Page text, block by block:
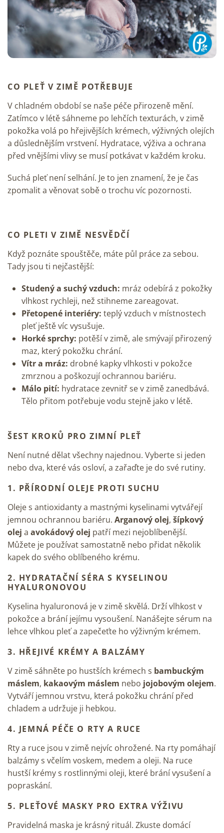
CO PLEŤ V ZIMĚ POTŘEBUJE
V chladném období se naše péče přirozeně mění.
Zatímco v létě sáhneme po lehčích texturách, v zimě
pokožka volá po hřejivějších krémech, výživných olejích
a důslednějším vrstvení. Hydratace, výživa a ochrana
před vnějšími vlivy se musí potkávat v každém kroku.
Suchá pleť není selhání. Je to jen znamení, že je čas
zpomalit a věnovat sobě o trochu víc pozornosti.
CO PLETI V ZIMĚ NESVĚDČÍ
Když poznáte spouštěče, máte půl práce za sebou.
Tady jsou ti nejčastější:
Studený a suchý vzduch: mráz odebírá z pokožky
vlhkost rychleji, než stihneme zareagovat.
Přetopené interiéry: teplý vzduch v místnostech
pleť ještě víc vysušuje.
Horké sprchy: potěší v zimě, ale smývají přirozený
maz, který pokožku chrání.
Vítr a mráz: drobné kapky vlhkosti v pokožce
zmrznou a poškozují ochrannou bariéru.
Málo pití: hydratace zevnitř se v zimě zanedbává.
Tělo přitom potřebuje vodu stejně jako v létě.
ŠEST KROKŮ PRO ZIMNÍ PLEŤ
Není nutné dělat všechny najednou. Vyberte si jeden
nebo dva, které vás osloví, a zařaďte je do své rutiny.
1. PŘÍRODNÍ OLEJE PROTI SUCHU
Oleje s antioxidanty a mastnými kyselinami vytvářejí
jemnou ochrannou bariéru. Arganový olej, šípkový
olej a avokádový olej patří mezi nejoblíbenější.
Můžete je používat samostatně nebo přidat několik
kapek do svého oblíbeného krému.
2. HYDRATAČNÍ SÉRA S KYSELINOU
HYALURONOVOU
Kyselina hyaluronová je v zimě skvělá. Drží vlhkost v
pokožce a brání jejímu vysoušení. Nanášejte sérum na
lehce vlhkou pleť a zapečeťte ho výživným krémem.
3. HŘEJIVÉ KRÉMY A BALZÁMY
V zimě sáhněte po hustších krémech s bambuckým
máslem, kakaovým máslem nebo jojobovým olejem.
Vytváří jemnou vrstvu, která pokožku chrání před
chladem a udržuje ji hebkou.
4. JEMNÁ PÉČE O RTY A RUCE
Rty a ruce jsou v zimě nejvíc ohrožené. Na rty pomáhají
balzámy s včelím voskem, medem a oleji. Na ruce
hustší krémy s rostlinnými oleji, které brání vysušení a
popraskání.
5. PLEŤOVÉ MASKY PRO EXTRA VÝŽIVU
Pravidelná maska je krásný rituál. Zkuste domácí